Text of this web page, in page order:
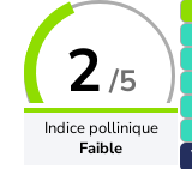
2 /5
Indice pollinique
Faible